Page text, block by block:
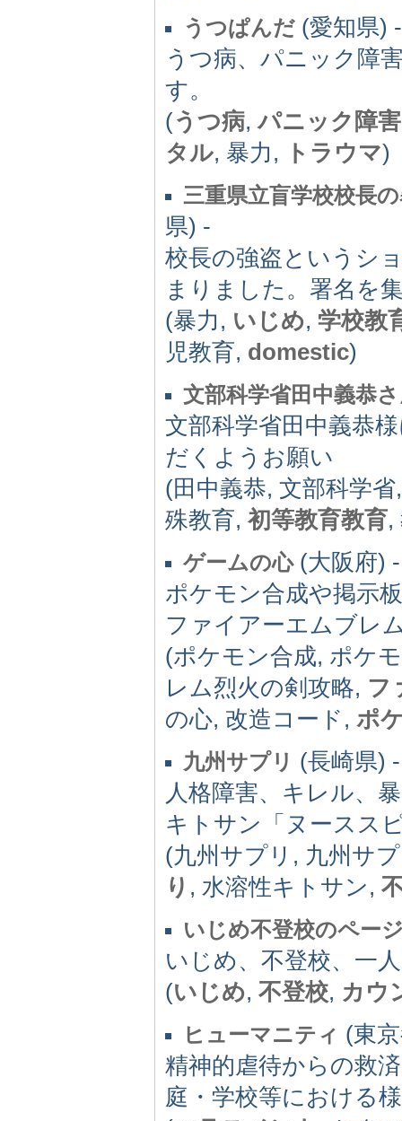
うつぱんだ (愛知県) -
うつ病、パニック障
す。
(うつ病,パニック障害
タル, 暴力, トラウマ)
三重県立盲学校校長
県) -
校長の強盗というシ
まりました。署名を
(暴力, いじめ, 学校教
児教育, domestic)
文部科学省田中義恭
文部科学省田中義恭
だくようお願い
(田中義恭, 文部科学
殊教育, 初等教育教育,
ゲームの心(大阪府) -
ポケモン合成や掲示
ファイアーエムブレ
(ポケモン合成, ポケ
レム烈火の剣攻略, フ
の心, 改造コード, ポ
九州サプリ (長崎県) -
人格障害、キレル、
キトサン「ヌースス
(九州サプリ, 九州サ
り , 水溶性キトサン,
いじめ不登校のペー
いじめ、不登校、一
(いじめ, 不登校, カウ
ヒューマニティ (東
精神的虐待からの救
庭・学校等における